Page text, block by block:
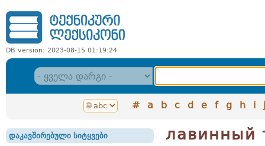
DB version: 2023-08-15 01:19:24
# a b c d e f g h i j
დაკავშირებული სიტყვები лавинный